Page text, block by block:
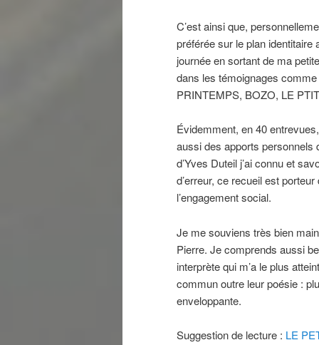
C’est ainsi que,
préférée sur le plan identitaire
journée en sortant de ma
dans les témoignages comme
PRINTEMPS, BOZO, LE
Évidemment, en 40
aussi des apports personnels
d’Yves Duteil j’ai connu et
d’erreur, ce recueil est
l’engagement social.
Je me souviens très bien
Pierre. Je comprends aussi
interprète qui m’a le plus
commun outre leur poésie :
enveloppante.
Suggestion de lecture : LE